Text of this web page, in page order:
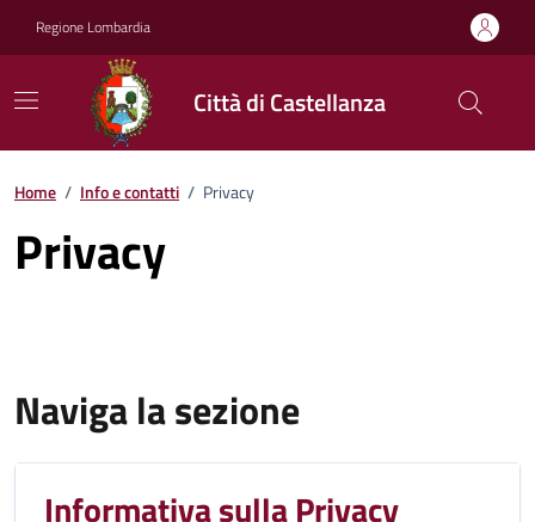
Regione Lombardia
Città di Castellanza
Home / Info e contatti / Privacy
Privacy
Naviga la sezione
Informativa sulla Privacy